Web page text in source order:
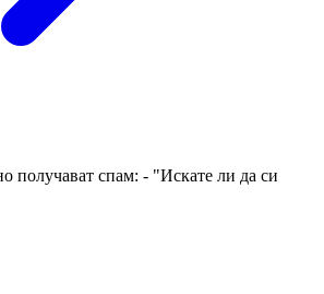
получават спам: - "Искате ли да си